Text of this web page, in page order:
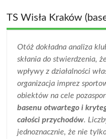
TS Wisła Kraków
Otóż dokładna analiza
skłania do stwierdzenia,
wpływy z działalności
organizacja imprez
obiektów na cele
basenu otwartego i
całości przychodów.
jednoznacznie, że nie